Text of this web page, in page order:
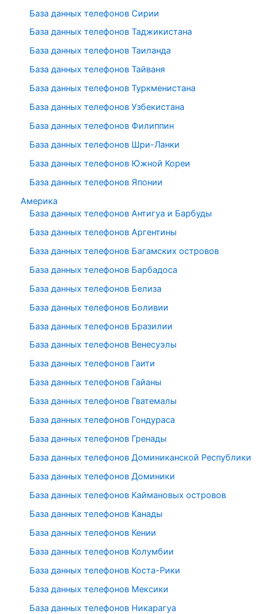
База данных телефонов Сирии
База данных телефонов Таджикистана
База данных телефонов Таиланда
База данных телефонов Тайваня
База данных телефонов Туркменистана
База данных телефонов Узбекистана
База данных телефонов Филиппин
База данных телефонов Шри-Ланки
База данных телефонов Южной Кореи
База данных телефонов Японии
Америка
База данных телефонов Антигуа и Барбуды
База данных телефонов Аргентины
База данных телефонов Багамских островов
База данных телефонов Барбадоса
База данных телефонов Белиза
База данных телефонов Боливии
База данных телефонов Бразилии
База данных телефонов Венесуэлы
База данных телефонов Гаити
База данных телефонов Гайаны
База данных телефонов Гватемалы
База данных телефонов Гондураса
База данных телефонов Гренады
База данных телефонов Доминиканской Республики
База данных телефонов Доминики
База данных телефонов Каймановых островов
База данных телефонов Канады
База данных телефонов Кении
База данных телефонов Колумбии
База данных телефонов Коста-Рики
База данных телефонов Мексики
База данных телефонов Никарагуа